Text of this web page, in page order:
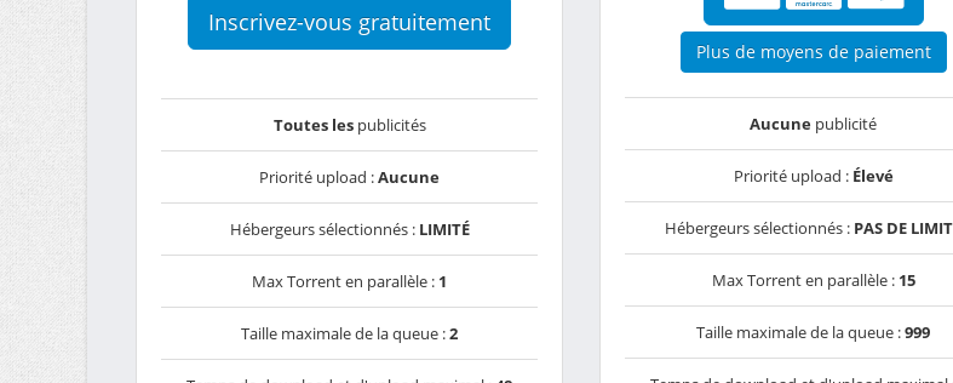
Inscrivez-vous gratuitement
Toutes lespublicités
Priorité upload :Aucune
Hébergeurs sélectionnés : LIMITÉ
Max Torrent en parallèle : 1
Taille maximale de la queue :2
Plus de moyens de paiement
Aucune publicité
Priorité upload : Élevé
Hébergeurs sélectionnés : PAS DE
Max Torrent en parallèle : 15
Taille maximale de la queue :999